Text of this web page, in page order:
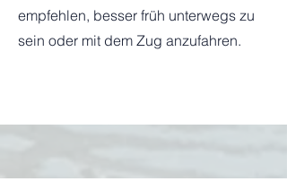
empfehlen, besser früh unterwegs zu
sein oder mit dem Zug anzufahren.